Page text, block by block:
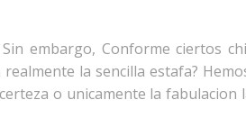
embargo, Conforme ciertos
la sencilla estafa?
o unicamente la fabulacion